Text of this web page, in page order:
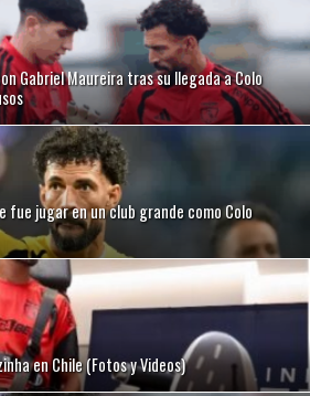
Gabriel Maureira tras su llegada a Colo
fue jugar en un club grande como Colo
en Chile (Fotos y Videos)